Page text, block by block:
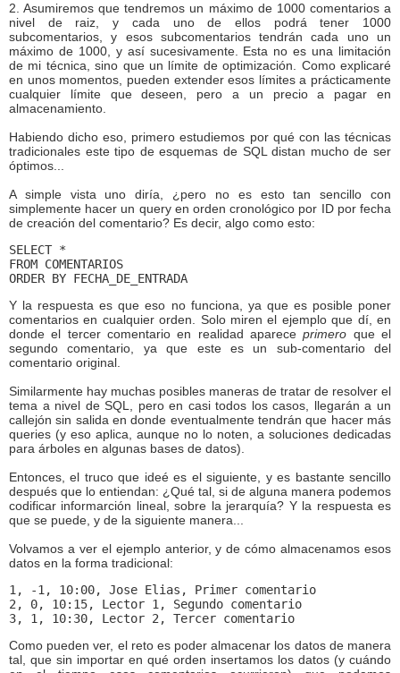
2. Asumiremos que tendremos un máximo de 1000 comentarios a
nivel de raiz, y cada uno de ellos podrá tener 1000
subcomentarios, y esos subcomentarios tendrán cada uno un
máximo de 1000, y así sucesivamente. Esta no es una limitación
de mi técnica, sino que un límite de optimización. Como explicaré
en unos momentos, pueden extender esos límites a prácticamente
cualquier límite que deseen, pero a un precio a pagar en
almacenamiento.
Habiendo dicho eso, primero estudiemos por qué con las técnicas
tradicionales este tipo de esquemas de SQL distan mucho de ser
óptimos...
A simple vista uno diría, ¿pero no es esto tan sencillo con
simplemente hacer un query en orden cronológico por ID por fecha
de creación del comentario? Es decir, algo como esto:
SELECT *
FROM COMENTARIOS
ORDER BY FECHA_DE_ENTRADA
Y la respuesta es que eso no funciona, ya que es posible poner
comentarios en cualquier orden. Solo miren el ejemplo que dí, en
donde el tercer comentario en realidad apareceprimero que el
segundo comentario, ya que este es un sub-comentario del
comentario original.
Similarmente hay muchas posibles maneras de tratar de resolver el
tema a nivel de SQL, pero en casi todos los casos, llegarán a un
callejón sin salida en donde eventualmente tendrán que hacer más
queries (y eso aplica, aunque no lo noten, a soluciones dedicadas
para árboles en algunas bases de datos).
Entonces, el truco que ideé es el siguiente, y es bastante sencillo
después que lo entiendan: ¿Qué tal, si de alguna manera podemos
codificar informarción lineal, sobre la jerarquía? Y la respuesta es
que se puede, y de la siguiente manera...
Volvamos a ver el ejemplo anterior, y de cómo almacenamos esos
datos en la forma tradicional:
1, -1, 10:00, Jose Elias, Primer comentario
2, 0, 10:15, Lector 1, Segundo comentario
3, 1, 10:30, Lector 2, Tercer comentario
Como pueden ver, el reto es poder almacenar los datos de manera
tal, que sin importar en qué orden insertamos los datos (y cuándo